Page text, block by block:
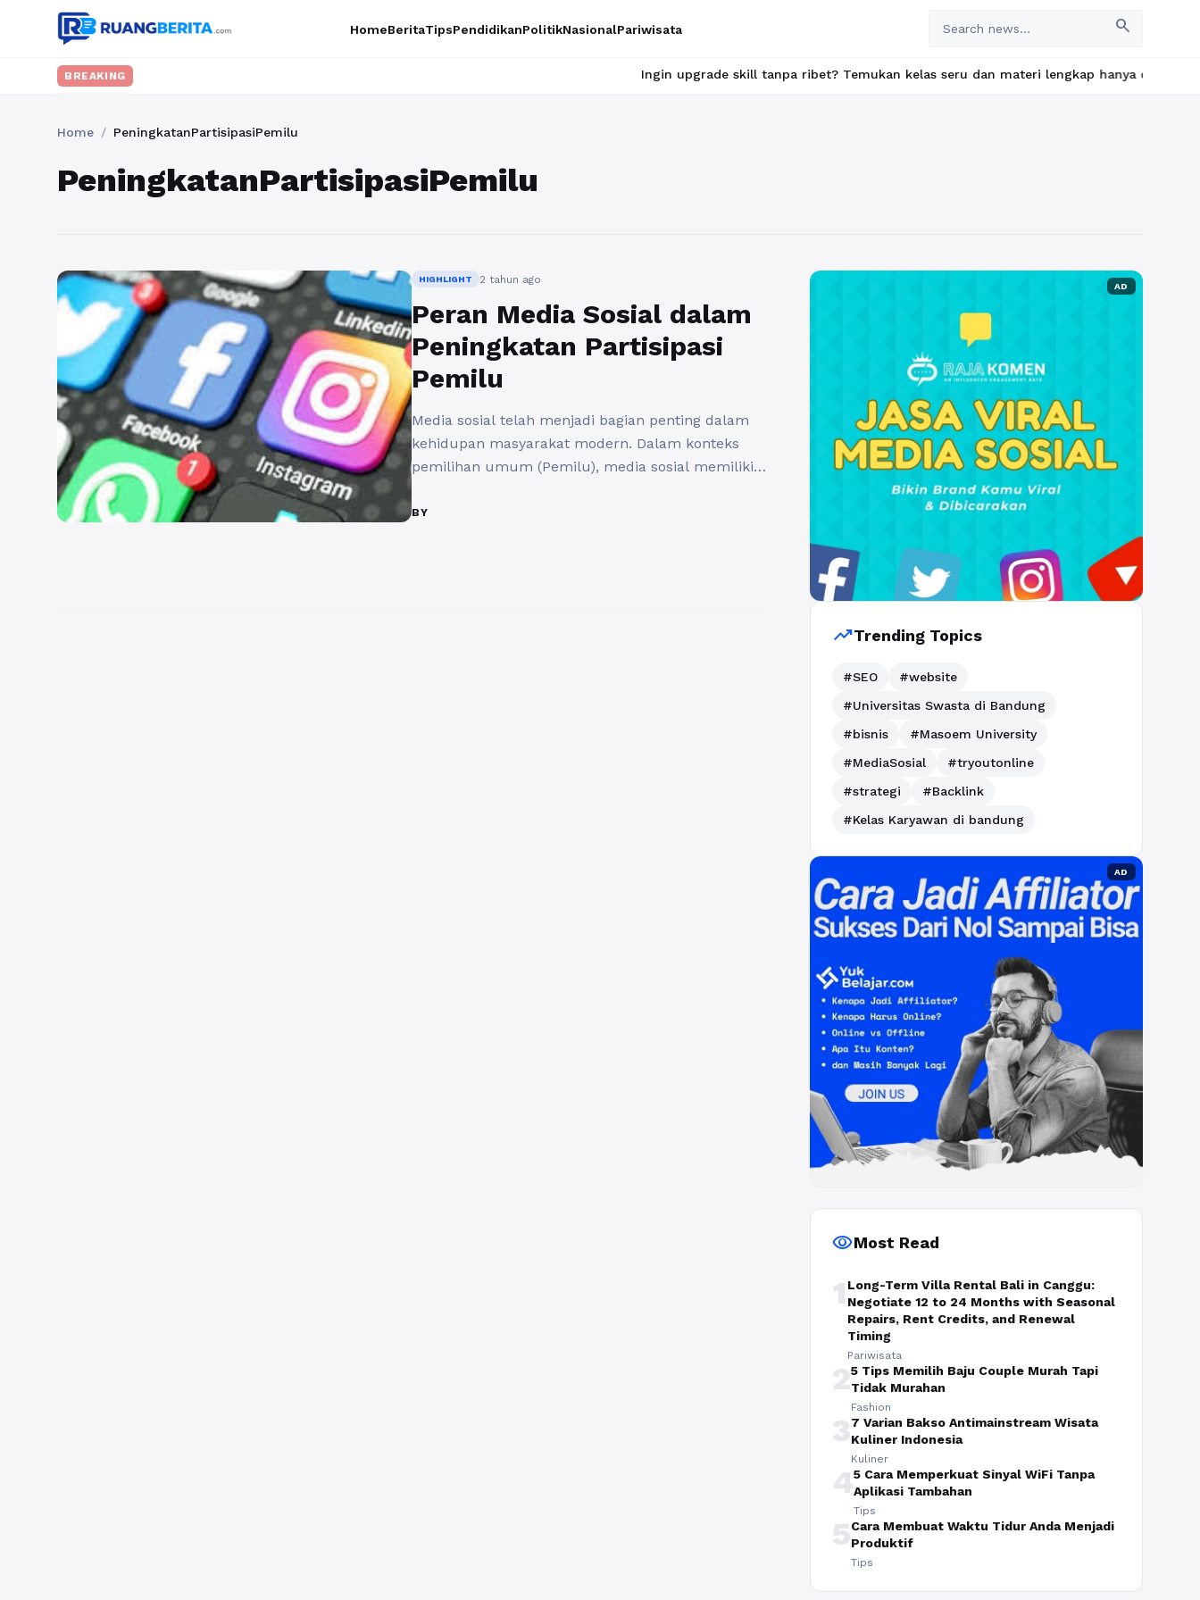
HomeBeritaTipsPendidikanPolitikNasionalPariwisata search
BREAKING Ingin upgrade skill tanpa ribet? Temukan kelas seru dan materi lengkap hanya di
Home / PeningkatanPartisipasiPemilu
PeningkatanPartisipasiPemilu
HIGHLIGHT 2 tahun ago
Peran Media Sosial dalam
Peningkatan Partisipasi
Pemilu
Media sosial telah menjadi bagian penting dalam
kehidupan masyarakat modern. Dalam konteks
pemilihan umum (Pemilu), media sosial memiliki
partisipasi masyarakat. Dengan semakin luasnya
BY
AD
trending_upTrending Topics
#SEO
#website
#Universitas Swasta di Bandung
#bisnis
#Masoem University
#MediaSosial
#tryoutonline
#strategi
#Backlink
#Kelas Karyawan di bandung
AD
visibilityMost Read
1 Long-Term Villa Rental Bali in Canggu:
Negotiate 12 to 24 Months with Seasonal
Repairs, Rent Credits, and Renewal
Timing
Pariwisata
25 Tips Memilih Baju Couple Murah Tapi
Tidak Murahan
Fashion
37 Varian Bakso Antimainstream Wisata
Kuliner Indonesia
Kuliner
45 Cara Memperkuat Sinyal WiFi Tanpa
Aplikasi Tambahan
Tips
5Cara Membuat Waktu Tidur Anda Menjadi
Produktif
Tips